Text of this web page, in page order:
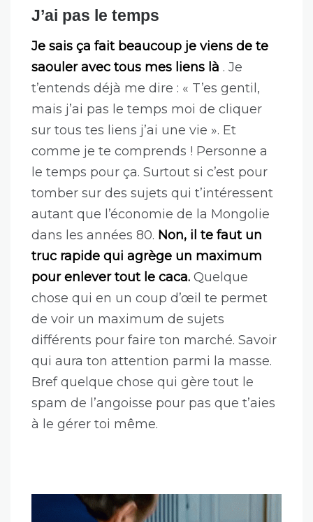
J’ai pas le temps
Je sais ça fait beaucoup je viens de te
saouler avec tous mes liens là . Je
t’entends déjà me dire : « T’es gentil,
mais j’ai pas le temps moi de cliquer
sur tous tes liens j’ai une vie ». Et
comme je te comprends ! Personne a
le temps pour ça. Surtout si c’est pour
tomber sur des sujets qui t’intéressent
autant que l’économie de la Mongolie
dans les années 80. Non, il te faut un
truc rapide qui agrège un maximum
pour enlever tout le caca. Quelque
chose qui en un coup d’œil te permet
de voir un maximum de sujets
différents pour faire ton marché. Savoir
qui aura ton attention parmi la masse.
Bref quelque chose qui gère tout le
spam de l’angoisse pour pas que t’aies
à le gérer toi même.